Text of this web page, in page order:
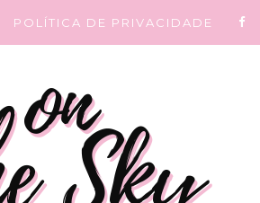
POLÍTICA DE PRIVACIDADE